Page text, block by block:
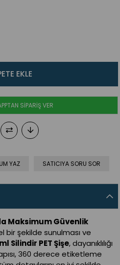
SİPARİŞ VER
YAZ SATICIYA SORU SOR
Maksimum Güvenlik
bir şekilde sunulması ve
Silindir PET Şişe, dayanıklılığı
360 derece etiketleme